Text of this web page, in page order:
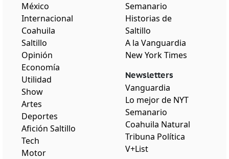
México
Internacional
Coahuila
Saltillo
Opinión
Economía
Utilidad
Show
Artes
Deportes
Afición Saltillo
Tech
Motor
Semanario
Historias de
Saltillo
A la Vanguardia
New York Times
Newsletters
Vanguardia
Lo mejor de NYT
Semanario
Coahuila Natural
Tribuna Política
V+List